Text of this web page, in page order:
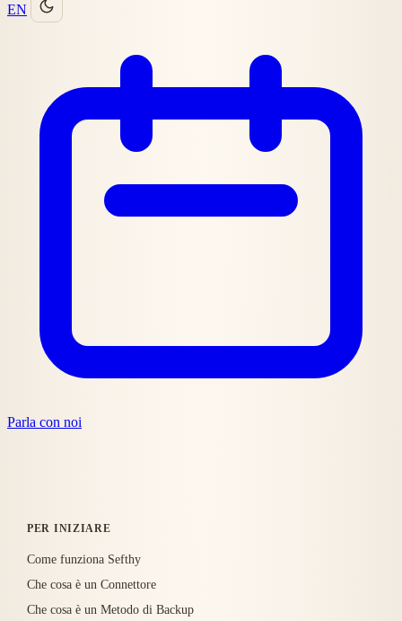
EN
Parla con noi
PER INIZIARE
Come funziona Sefthy
Che cosa è un Connettore
Che cosa è un Metodo di Backup